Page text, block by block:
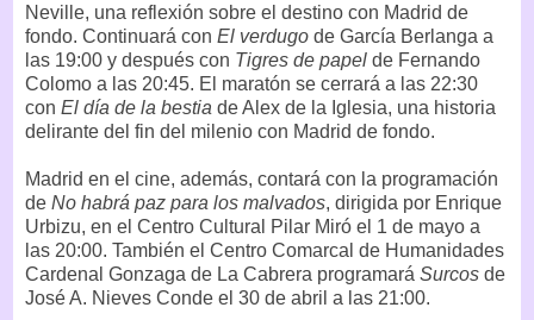
Neville, una reflexión sobre el destino con Madrid de
fondo. Continuará con El verdugo de García Berlanga a
las 19:00 y después con Tigres de papel de Fernando
Colomo a las 20:45. El maratón se cerrará a las 22:30
con El día de la bestia de Alex de la Iglesia, una historia
delirante del fin del milenio con Madrid de fondo.
Madrid en el cine, además, contará con la programación
de No habrá paz para los malvados, dirigida por Enrique
Urbizu, en el Centro Cultural Pilar Miró el 1 de mayo a
las 20:00. También el Centro Comarcal de Humanidades
Cardenal Gonzaga de La Cabrera programará Surcos de
José A. Nieves Conde el 30 de abril a las 21:00.